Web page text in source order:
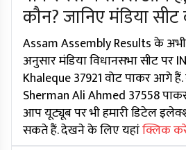
कौन? जानिए मंडिया
Assam Assembly Results के
अनुसार मंडिया विधानसभा सीट पर
Khaleque 37921 वोट पाकर आगे
Sherman Ali Ahmed 37558
आप यूट्यूब पर भी हमारी डिटेल
सकते हैं. देखने के लिए यहांक्लिक